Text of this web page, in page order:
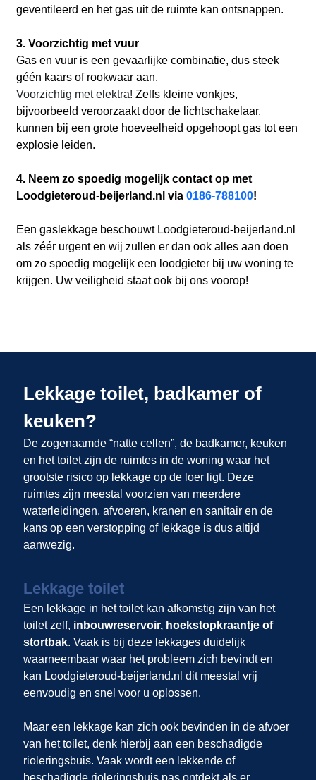
geventileerd en het gas uit de ruimte kan ontsnappen.
3. Voorzichtig met vuur
Gas en vuur is een gevaarlijke combinatie, dus steek
géén kaars of rookwaar aan.
Voorzichtig met elektra! Zelfs kleine vonkjes,
bijvoorbeeld veroorzaakt door de lichtschakelaar,
kunnen bij een grote hoeveelheid opgehoopt gas tot een
explosie leiden.
4. Neem zo spoedig mogelijk contact op met
Loodgieteroud-beijerland.nl via 0186-788100!
Een gaslekkage beschouwt Loodgieteroud-beijerland.nl
als zéér urgent en wij zullen er dan ook alles aan doen
om zo spoedig mogelijk een loodgieter bij uw woning te
krijgen. Uw veiligheid staat ook bij ons voorop!
Lekkage toilet, badkamer of
keuken?
De zogenaamde “natte cellen”, de badkamer, keuken
en het toilet zijn de ruimtes in de woning waar het
grootste risico op lekkage op de loer ligt. Deze
ruimtes zijn meestal voorzien van meerdere
waterleidingen, afvoeren, kranen en sanitair en de
kans op een verstopping of lekkage is dus altijd
aanwezig.
Lekkage toilet
Een lekkage in het toilet kan afkomstig zijn van het
toilet zelf, inbouwreservoir, hoekstopkraantje of
stortbak. Vaak is bij deze lekkages duidelijk
waarneembaar waar het probleem zich bevindt en
kan Loodgieteroud-beijerland.nl dit meestal vrij
eenvoudig en snel voor u oplossen.
Maar een lekkage kan zich ook bevinden in de afvoer
van het toilet, denk hierbij aan een beschadigde
rioleringsbuis. Vaak wordt een lekkende of